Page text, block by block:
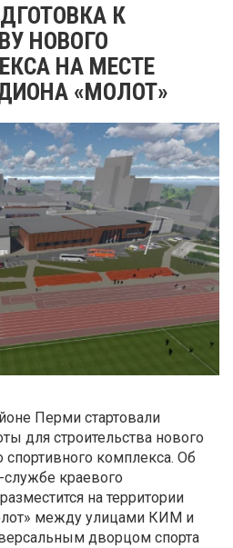
К
НОВОГО
НА МЕСТЕ
«МОЛОТ»
Перми стартовали
для строительства нового
комплекса. Об
краевого
на территории
между улицами КИМ и
дворцом спорта